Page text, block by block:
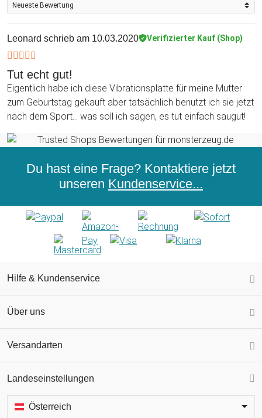
jedenfalls definitiv etwas anfangen, ohne dass es unbeachtet
in die Ecke gestellt wird und nur zur Dekoration dienen würde.
Beim Verschenken dieses Vibrationsboards schlägst Du
gleich zwei Fliegen mit einer Klappe: Denn wenn Du selbst
Platte massieren zu lassen, lässt Dich die Beschenkte diese
sicherlich für eine Weile benutzen. Insbesondere in der
heutigen Zeit der Schnelllebigkeit kannst Du gar nicht genug
für Entspannungsmomente sorgen!
Leonard schrieb am 10.03.2020 Verifizierter Kauf (Shop)
Tut echt gut!
Eigentlich habe ich diese Vibrationsplatte für meine Mutter
zum Geburtstag gekauft aber tatsächlich benutzt ich sie jetzt
nach dem Sport... was soll ich sagen, es tut einfach saugut!
Du hast eine Frage? Kontaktiere jetzt
unseren Kundenservice...
Hilfe & Kundenservice
Über uns
Versandarten
Landeseinstellungen
Österreich